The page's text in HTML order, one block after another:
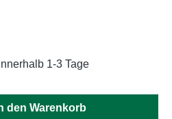
1-3 Tage
Wert ein
den Warenkorb